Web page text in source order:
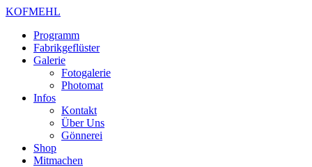
KOFMEHL
Programm
Fabrikgeflüster
Galerie
Fotogalerie
Photomat
Infos
Kontakt
Über Uns
Gönnerei
Shop
Mitmachen